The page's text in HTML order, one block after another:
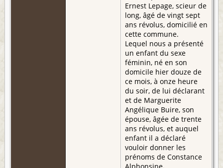
Ernest Lepage, scieur de
long, âgé de vingt sept
ans révolus, domicilié en
cette commune.
Lequel nous a présenté
un enfant du sexe
féminin, né en son
domicile hier douze de
ce mois, à onze heure
du soir, de lui déclarant
et de Marguerite
Angélique Buire, son
épouse, âgée de trente
ans révolus, et auquel
enfant il a déclaré
vouloir donner les
prénoms de Constance
Alphonsine.